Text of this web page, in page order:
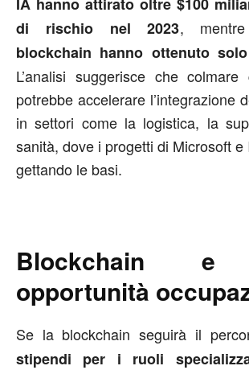
di rischio nel 2023,
blockchain hanno ottenuto
L’analisi suggerisce che
potrebbe accelerare l’integrazione
in settori come la logistica, la
sanità, dove i progetti di Microsoft
gettando le basi.
Blockchain e
opportunità
Se la blockchain seguirà il
stipendi per i ruoli